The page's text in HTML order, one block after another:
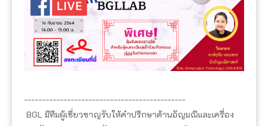
---------------------------------------------
BGL มีทีมผู้เชี่ยวชาญรับให้คำปรึกษาด้านอัญมณีและเครื่อง